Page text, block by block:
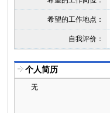
希望的工作地点：
自我评价：
个人简历
无